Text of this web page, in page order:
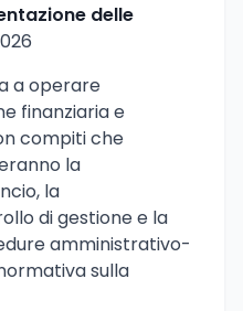
delle
a operare
finanziaria e
compiti che
la
la
di gestione e la
amministrativo-
sulla